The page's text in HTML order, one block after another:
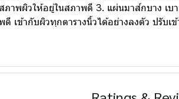
าพผิวให้อยู่ในสภาพดี 3. แผ่นมาส์กบาง เบ
เข้ากับผิวทุกตารางนิ้วได้อย่างลงตัว ปรับ